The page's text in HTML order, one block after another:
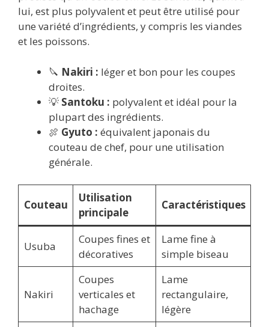
lui, est plus polyvalent et peut être utilisé pour
une variété d’ingrédients, y compris les viandes
et les poissons.
🔪 Nakiri : léger et bon pour les coupes
droites.
💡 Santoku : polyvalent et idéal pour la
plupart des ingrédients.
🍖 Gyuto : équivalent japonais du
couteau de chef, pour une utilisation
générale.
Couteau
Utilisation
principale
Caractéristiques
Usuba
Coupes fines et
décoratives
Lame fine à
simple biseau
Nakiri
Coupes
verticales et
hachage
Lame
rectangulaire,
légère